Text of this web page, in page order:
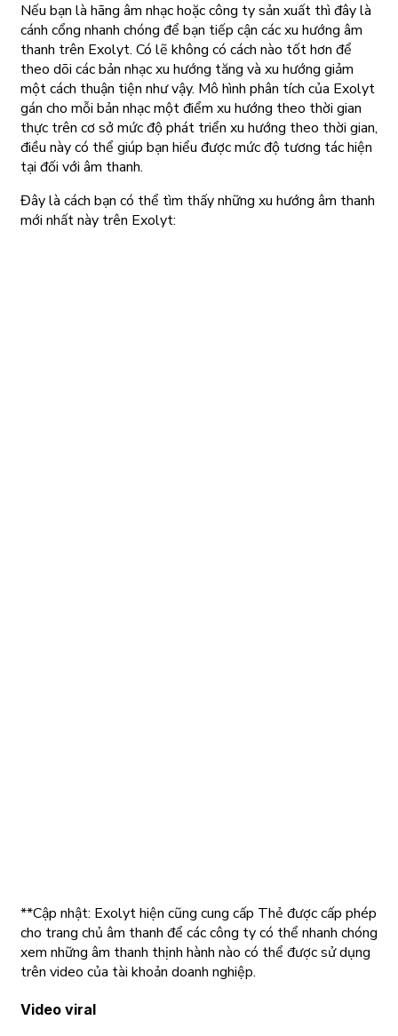
Nếu bạn là hãng âm nhạc hoặc công ty sản xuất thì đây là
cánh cổng nhanh chóng để bạn tiếp cận các xu hướng âm
thanh trên Exolyt. Có lẽ không có cách nào tốt hơn để
theo dõi các bản nhạc xu hướng tăng và xu hướng giảm
một cách thuận tiện như vậy. Mô hình phân tích của Exolyt
gán cho mỗi bản nhạc một điểm xu hướng theo thời gian
thực trên cơ sở mức độ phát triển xu hướng theo thời gian,
điều này có thể giúp bạn hiểu được mức độ tương tác hiện
tại đối với âm thanh.
Đây là cách bạn có thể tìm thấy những xu hướng âm thanh
mới nhất này trên Exolyt:
**Cập nhật: Exolyt hiện cũng cung cấp Thẻ được cấp phép
cho trang chủ âm thanh để các công ty có thể nhanh chóng
xem những âm thanh thịnh hành nào có thể được sử dụng
trên video của tài khoản doanh nghiệp.
Video viral